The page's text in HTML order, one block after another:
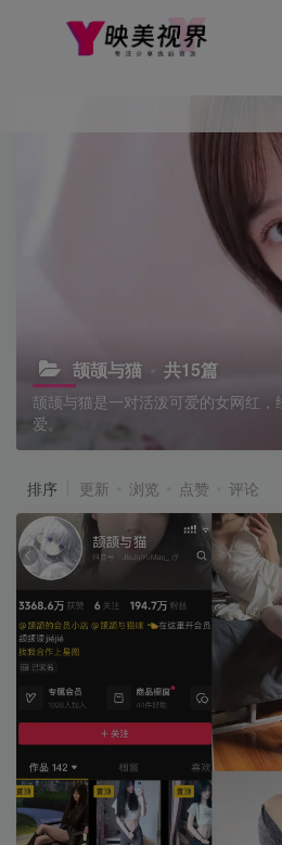
颉颉与猫 共15篇
颉颉与猫是一对活泼可爱的女网红
爱。
排序 更新 浏览 点赞 评论